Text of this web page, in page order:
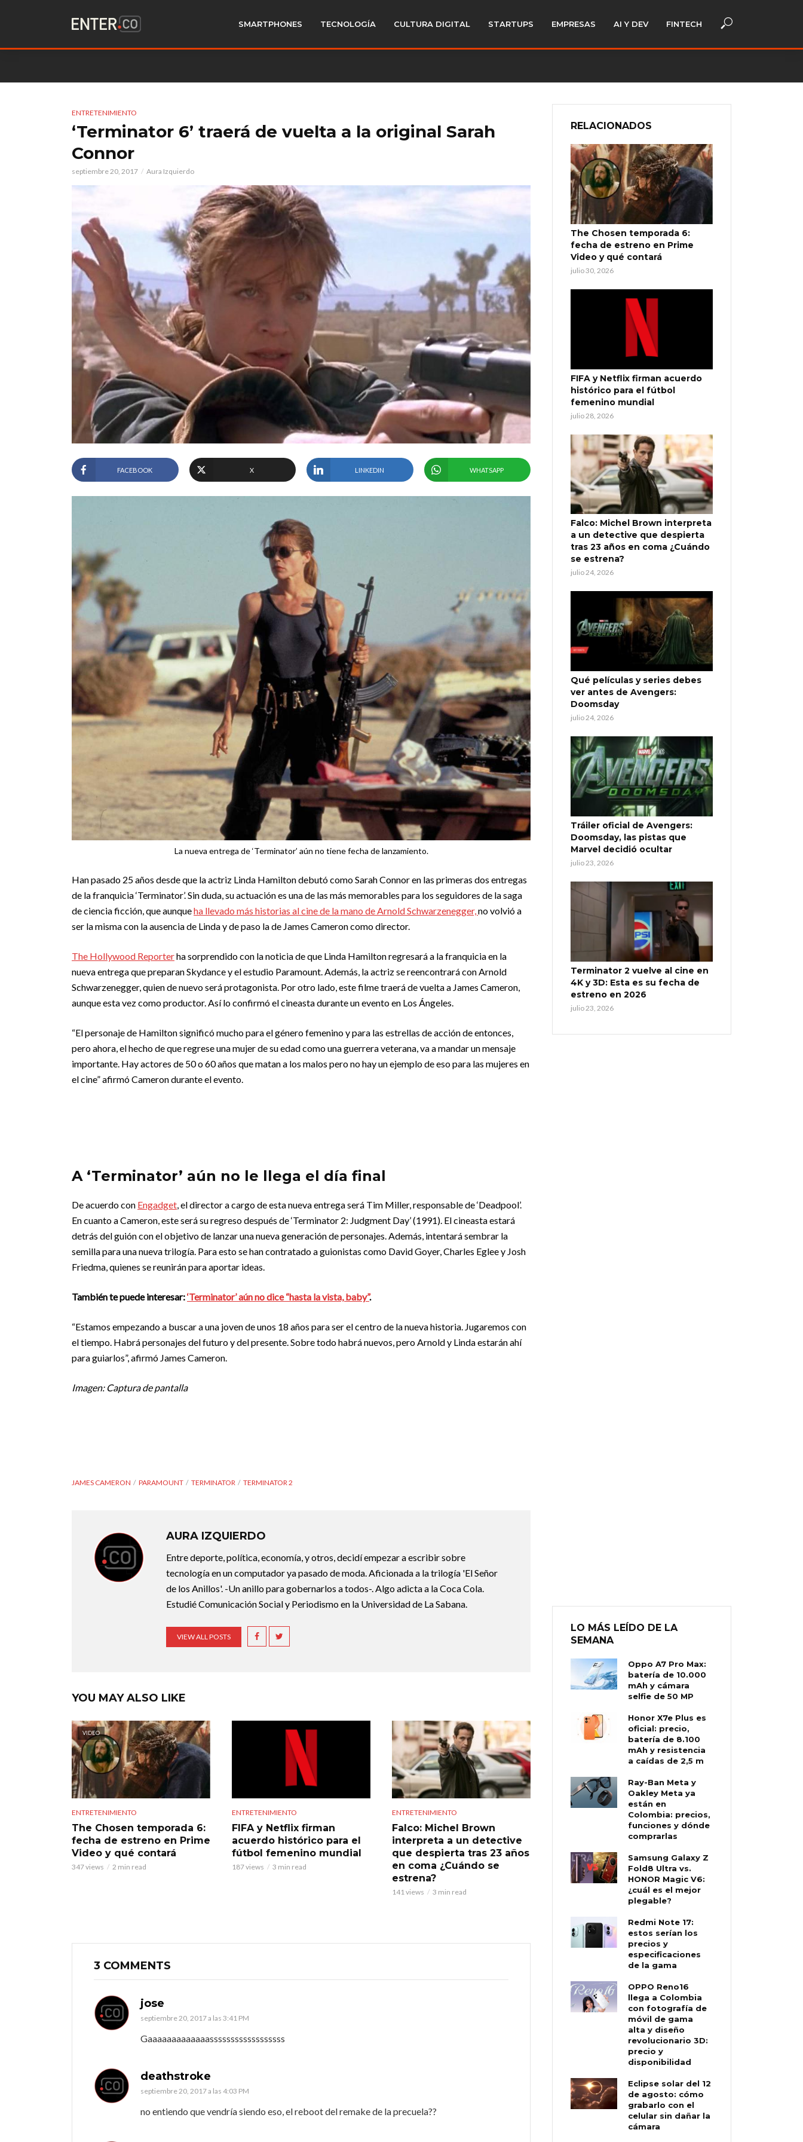
SMARTPHONES TECNOLOGÍA CULTURA DIGITAL STARTUPS EMPRESAS AI Y DEV FINTECH
ENTRETENIMIENTO
‘Terminator 6’ traerá de vuelta a la original Sarah
Connor
septiembre 20, 2017 Aura Izquierdo
FACEBOOK X LINKEDIN WHATSAPP
La nueva entrega de ‘Terminator’ aún no tiene fecha de lanzamiento.
Han pasado 25 años desde que la actriz Linda Hamilton debutó como Sarah Connor en las primeras dos entregas
de la franquicia ‘Terminator’. Sin duda, su actuación es una de las más memorables para los seguidores de la saga
de ciencia ficción, que aunqueha llevado más historias al cine de la mano de Arnold Schwarzenegger,no volvió a
ser la misma con la ausencia de Linda y de paso la de James Cameron como director.
The Hollywood Reporterha sorprendido con la noticia de que Linda Hamilton regresará a la franquicia en la
nueva entrega que preparan Skydance y el estudio Paramount. Además, la actriz se reencontrará con Arnold
Schwarzenegger, quien de nuevo será protagonista. Por otro lado, este filme traerá de vuelta a James Cameron,
aunque esta vez como productor. Así lo confirmó el cineasta durante un evento en Los Ángeles.
“El personaje de Hamilton significó mucho para el género femenino y para las estrellas de acción de entonces,
pero ahora, el hecho de que regrese una mujer de su edad como una guerrera veterana, va a mandar un mensaje
importante. Hay actores de 50 o 60 años que matan a los malos pero no hay un ejemplo de eso para las mujeres en
el cine” afirmó Cameron durante el evento.
A ‘Terminator’ aún no le llega el día final
De acuerdo con Engadget, el director a cargo de esta nueva entrega será Tim Miller, responsable de ‘Deadpool’.
En cuanto a Cameron, este será su regreso después de ‘Terminator 2: Judgment Day’ (1991). El cineasta estará
detrás del guión con el objetivo de lanzar una nueva generación de personajes. Además, intentará sembrar la
semilla para una nueva trilogía. Para esto se han contratado a guionistas como David Goyer, Charles Eglee y Josh
Friedma, quienes se reunirán para aportar ideas.
También te puede interesar:‘Terminator’ aún no dice “hasta la vista, baby”.
“Estamos empezando a buscar a una joven de unos 18 años para ser el centro de la nueva historia. Jugaremos con
el tiempo. Habrá personajes del futuro y del presente. Sobre todo habrá nuevos, pero Arnold y Linda estarán ahí
para guiarlos”, afirmó James Cameron.
Imagen: Captura de pantalla
JAMES CAMERON PARAMOUNT TERMINATOR TERMINATOR 2
AURA IZQUIERDO
Entre deporte, política, economía, y otros, decidí empezar a escribir sobre
tecnología en un computador ya pasado de moda. Aficionada a la trilogía 'El Señor
de los Anillos'. -Un anillo para gobernarlos a todos-. Algo adicta a la Coca Cola.
Estudié Comunicación Social y Periodismo en la Universidad de La Sabana.
VIEW ALL POSTS
YOU MAY ALSO LIKE
VIDEO
ENTRETENIMIENTO
The Chosen temporada 6:
fecha de estreno en Prime
Video y qué contará
347 views 2 min read
ENTRETENIMIENTO
FIFA y Netflix firman
acuerdo histórico para el
fútbol femenino mundial
187 views 3 min read
ENTRETENIMIENTO
Falco: Michel Brown
interpreta a un detective
que despierta tras 23 años
en coma ¿Cuándo se
estrena?
141 views 3 min read
3 COMMENTS
jose
septiembre 20, 2017 a las 3:41 PM
Gaaaaaaaaaaaaassssssssssssssssss
deathstroke
septiembre 20, 2017 a las 4:03 PM
no entiendo que vendría siendo eso, el reboot del remake de la precuela??
RELACIONADOS
The Chosen temporada 6:
fecha de estreno en Prime
Video y qué contará
julio 30, 2026
FIFA y Netflix firman acuerdo
histórico para el fútbol
femenino mundial
julio 28, 2026
Falco: Michel Brown interpreta
a un detective que despierta
tras 23 años en coma ¿Cuándo
se estrena?
julio 24, 2026
Qué películas y series debes
ver antes de Avengers:
Doomsday
julio 24, 2026
Tráiler oficial de Avengers:
Doomsday, las pistas que
Marvel decidió ocultar
julio 23, 2026
Terminator 2 vuelve al cine en
4K y 3D: Esta es su fecha de
estreno en 2026
julio 23, 2026
LO MÁS LEÍDO DE LA
SEMANA
Oppo A7 Pro Max:
batería de 10.000
mAh y cámara
selfie de 50 MP
Honor X7e Plus es
oficial: precio,
batería de 8.100
mAh y resistencia
a caídas de 2,5 m
Ray-Ban Meta y
Oakley Meta ya
están en
Colombia: precios,
funciones y dónde
comprarlas
Samsung Galaxy Z
Fold8 Ultra vs.
HONOR Magic V6:
¿cuál es el mejor
plegable?
Redmi Note 17:
estos serían los
precios y
especificaciones
de la gama
OPPO Reno16
llega a Colombia
con fotografía de
móvil de gama
alta y diseño
revolucionario 3D:
precio y
disponibilidad
Eclipse solar del 12
de agosto: cómo
grabarlo con el
celular sin dañar la
cámara